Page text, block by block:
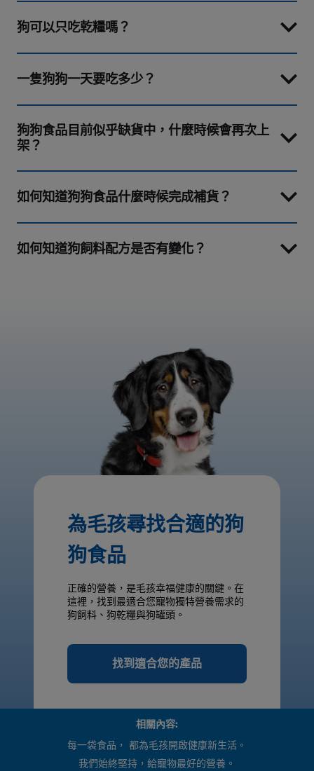
狗可以只吃乾糧嗎？
一隻狗狗一天要吃多少？
狗狗食品目前似乎缺貨中，什麼時候會再次上
架？
如何知道狗狗食品什麼時候完成補貨？
如何知道狗飼料配方是否有變化？
為毛孩尋找合適的狗
狗食品
正確的營養，是毛孩幸福健康的關鍵。在
這裡，找到最適合您寵物獨特營養需求的
狗飼料、狗乾糧與狗罐頭。
找到適合您的產品
相關內容:
每一袋食品， 都為毛孩開啟健康新生活。
我們始終堅持，給寵物最好的營養。